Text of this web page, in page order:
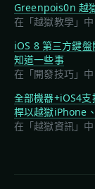
Greenpois0n 越
在「越獄教學」中
iOS 8 第三方鍵
知道一些事
在「開發技巧」中
全部機器+iOS4支
桿以越獄iPhone
在「越獄資訊」中